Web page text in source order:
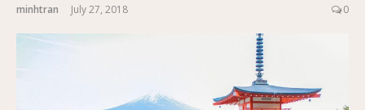
minhtran July 27, 2018 0